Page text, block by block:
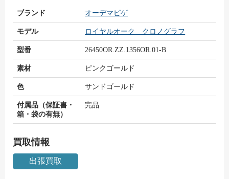
ブランド オーデマピゲ
モデル ロイヤルオーク クロノグラフ
型番 26450OR.ZZ.1356OR.01-B
素材 ピンクゴールド
色 サンドゴールド
付属品（保証書・
箱・袋の有無）
完品
買取情報
出張買取